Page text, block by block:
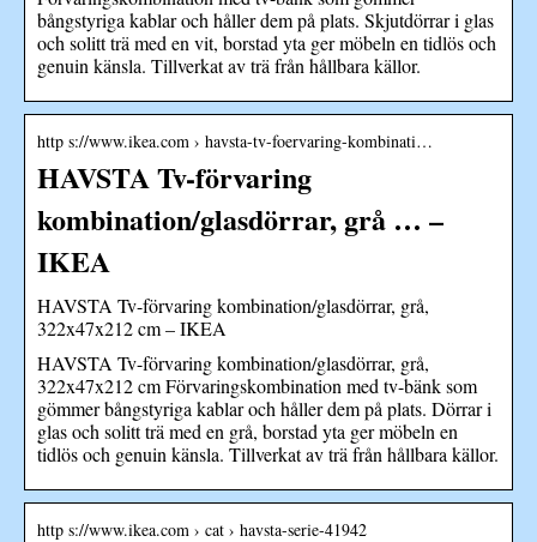
bångstyriga kablar och håller dem på plats. Skjutdörrar i glas
och solitt trä med en vit, borstad yta ger möbeln en tidlös och
genuin känsla. Tillverkat av trä från hållbara källor.
http s://www.ikea.com › havsta-tv-foervaring-kombinati…
HAVSTA Tv-förvaring
kombination/glasdörrar, grå … –
IKEA
HAVSTA Tv-förvaring kombination/glasdörrar, grå,
322x47x212 cm – IKEA
HAVSTA Tv-förvaring kombination/glasdörrar, grå,
322x47x212 cm Förvaringskombination med tv-bänk som
gömmer bångstyriga kablar och håller dem på plats. Dörrar i
glas och solitt trä med en grå, borstad yta ger möbeln en
tidlös och genuin känsla. Tillverkat av trä från hållbara källor.
http s://www.ikea.com › cat › havsta-serie-41942